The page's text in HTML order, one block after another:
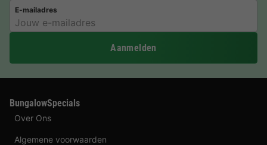
E-mailadres
Aanmelden
BungalowSpecials
Over Ons
Algemene voorwaarden